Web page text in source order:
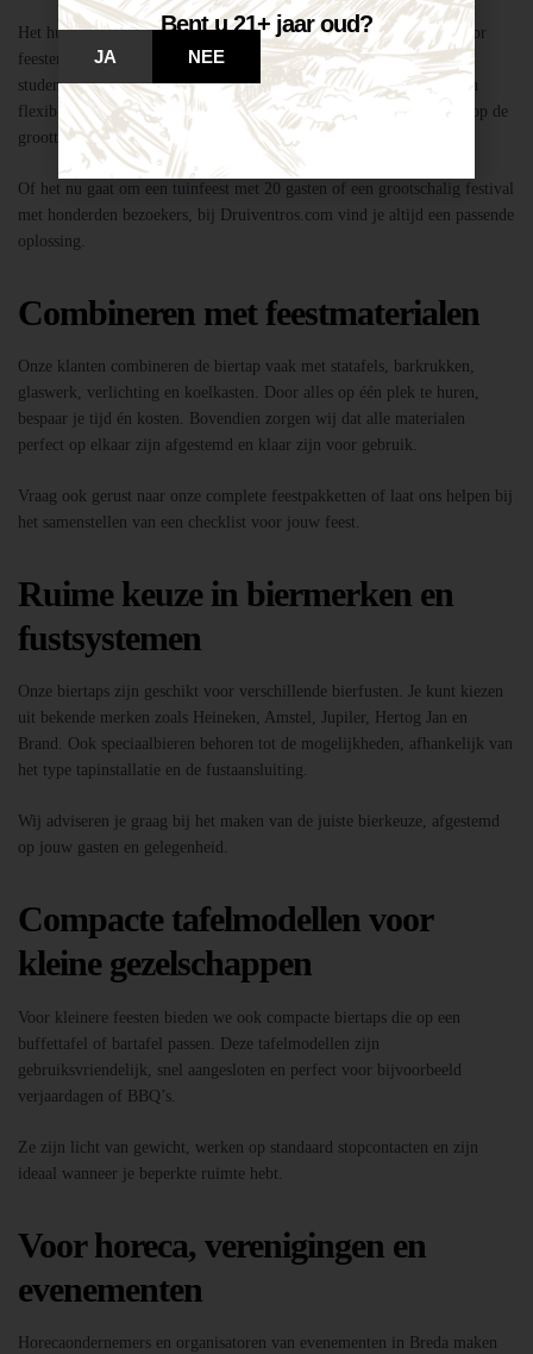
Het huren van een biertap in locatie Breda is niet alleen geschikt voor
feesten thuis, maar ook voor bedrijfsevenementen, buurtfeesten,
studentenfeestjes en verenigingsactiviteiten. Dankzij de mobiliteit en
flexibiliteit van onze tapinstallaties kunnen we moeiteloos inspelen op de
grootte en aard van elk evenement.
Of het nu gaat om een tuinfeest met 20 gasten of een grootschalig festival
met honderden bezoekers, bij Druiventros.com vind je altijd een passende
oplossing.
Combineren met feestmaterialen
Onze klanten combineren de biertap vaak met statafels, barkrukken,
glaswerk, verlichting en koelkasten. Door alles op één plek te huren,
bespaar je tijd én kosten. Bovendien zorgen wij dat alle materialen
perfect op elkaar zijn afgestemd en klaar zijn voor gebruik.
Vraag ook gerust naar onze complete feestpakketten of laat ons helpen bij
het samenstellen van een checklist voor jouw feest.
Ruime keuze in biermerken en
fustsystemen
Onze biertaps zijn geschikt voor verschillende bierfusten. Je kunt kiezen
uit bekende merken zoals Heineken, Amstel, Jupiler, Hertog Jan en
Brand. Ook speciaalbieren behoren tot de mogelijkheden, afhankelijk van
het type tapinstallatie en de fustaansluiting.
Wij adviseren je graag bij het maken van de juiste bierkeuze, afgestemd
op jouw gasten en gelegenheid.
Compacte tafelmodellen voor
kleine gezelschappen
Voor kleinere feesten bieden we ook compacte biertaps die op een
buffettafel of bartafel passen. Deze tafelmodellen zijn
gebruiksvriendelijk, snel aangesloten en perfect voor bijvoorbeeld
verjaardagen of BBQ’s.
Ze zijn licht van gewicht, werken op standaard stopcontacten en zijn
ideaal wanneer je beperkte ruimte hebt.
Voor horeca, verenigingen en
evenementen
Horecaondernemers en organisatoren van evenementen in Breda maken
Bent u 21+ jaar oud?
JA NEE